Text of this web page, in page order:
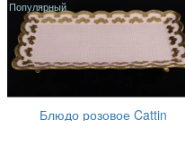
Популярный
Блюдо розовое Cattin